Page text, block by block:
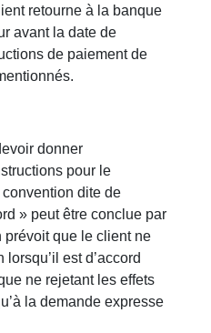
retourne à la banque
avant la date de
de paiement de
donner
pour le
dite de
» peut être conclue par
prévoit que le client ne
est d’accord
ne rejetant les effets
la demande expresse